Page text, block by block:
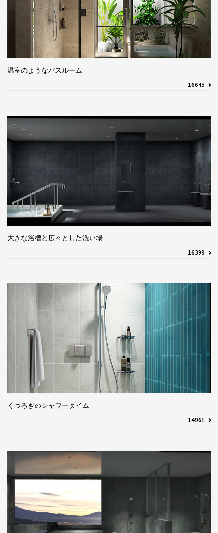
温室のようなバスルーム
16645
大きな浴槽と広々とした洗い場
16399
くつろぎのシャワータイム
14961